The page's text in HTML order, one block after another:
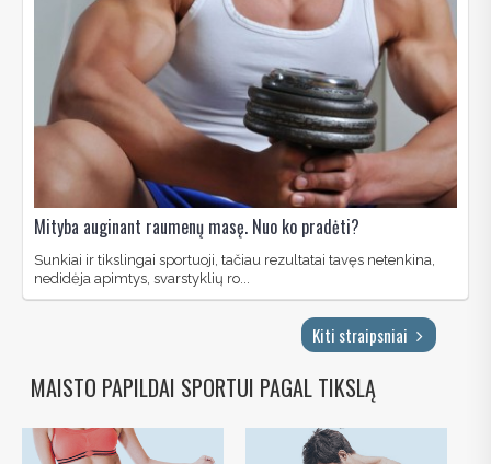
Mityba auginant raumenų masę. Nuo ko pradėti?
Sunkiai ir tikslingai sportuoji, tačiau rezultatai tavęs netenkina,
nedidėja apimtys, svarstyklių ro...
Kiti straipsniai
MAISTO PAPILDAI SPORTUI PAGAL TIKSLĄ